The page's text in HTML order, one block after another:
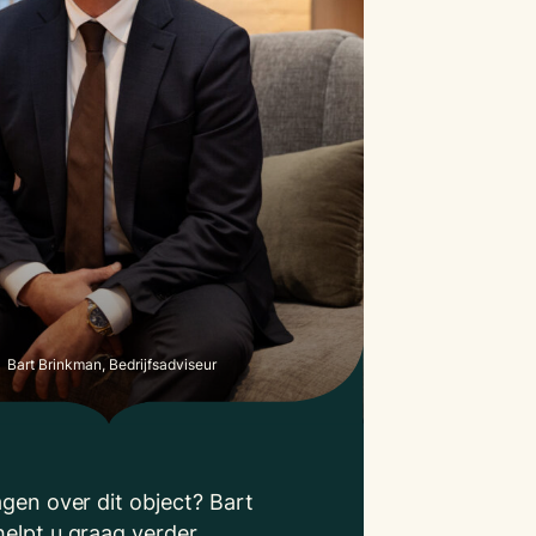
Bart Brinkman, Bedrijfsadviseur
over dit object? Bart